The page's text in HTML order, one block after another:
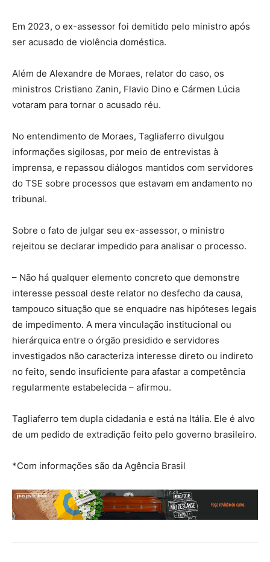
Em 2023, o ex-assessor foi demitido pelo ministro após
ser acusado de violência doméstica.
Além de Alexandre de Moraes, relator do caso, os
ministros Cristiano Zanin, Flavio Dino e Cármen Lúcia
votaram para tornar o acusado réu.
No entendimento de Moraes, Tagliaferro divulgou
informações sigilosas, por meio de entrevistas à
imprensa, e repassou diálogos mantidos com servidores
do TSE sobre processos que estavam em andamento no
tribunal.
Sobre o fato de julgar seu ex-assessor, o ministro
rejeitou se declarar impedido para analisar o processo.
– Não há qualquer elemento concreto que demonstre
interesse pessoal deste relator no desfecho da causa,
tampouco situação que se enquadre nas hipóteses legais
de impedimento. A mera vinculação institucional ou
hierárquica entre o órgão presidido e servidores
investigados não caracteriza interesse direto ou indireto
no feito, sendo insuficiente para afastar a competência
regularmente estabelecida – afirmou.
Tagliaferro tem dupla cidadania e está na Itália. Ele é alvo
de um pedido de extradição feito pelo governo brasileiro.
*Com informações são da Agência Brasil